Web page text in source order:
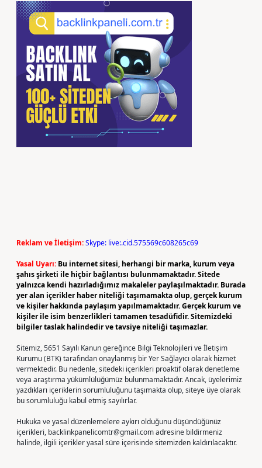
Reklam ve İletişim:Skype: live:.cid.575569c608265c69
Yasal Uyarı: Bu internet sitesi, herhangi bir marka, kurum veya
şahıs şirketi ile hiçbir bağlantısı bulunmamaktadır. Sitede
yalnızca kendi hazırladığımız makaleler paylaşılmaktadır. Burada
yer alan içerikler haber niteliği taşımamakta olup, gerçek kurum
ve kişiler hakkında paylaşım yapılmamaktadır. Gerçek kurum ve
kişiler ile isim benzerlikleri tamamen tesadüfidir. Sitemizdeki
bilgiler taslak halindedir ve tavsiye niteliği taşımazlar.
Sitemiz, 5651 Sayılı Kanun gereğince Bilgi Teknolojileri ve İletişim
Kurumu (BTK) tarafından onaylanmış bir Yer Sağlayıcı olarak hizmet
vermektedir. Bu nedenle, sitedeki içerikleri proaktif olarak denetleme
veya araştırma yükümlülüğümüz bulunmamaktadır. Ancak, üyelerimiz
yazdıkları içeriklerin sorumluluğunu taşımakta olup, siteye üye olarak
bu sorumluluğu kabul etmiş sayılırlar.
Hukuka ve yasal düzenlemelere aykırı olduğunu düşündüğünüz
içerikleri, backlinkpanelicomtr@gmail.comadresine bildirmeniz
halinde, ilgili içerikler yasal süre içerisinde sitemizden kaldırılacaktır.